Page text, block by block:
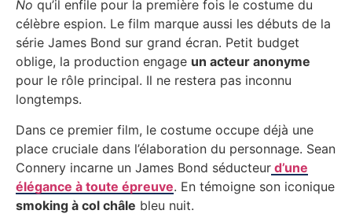
No qu’il enfile pour la première fois le costume du
célèbre espion. Le film marque aussi les débuts de la
série James Bond sur grand écran. Petit budget
oblige, la production engage un acteur anonyme
pour le rôle principal. Il ne restera pas inconnu
longtemps.
Dans ce premier film, le costume occupe déjà une
place cruciale dans l’élaboration du personnage. Sean
Connery incarne un James Bond séducteur d’une
élégance à toute épreuve. En témoigne son iconique
smoking à col châle bleu nuit.